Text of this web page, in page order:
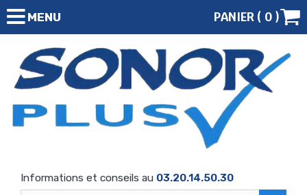
MENU PANIER ( 0 )
Informations et conseils au 03.20.14.50.30